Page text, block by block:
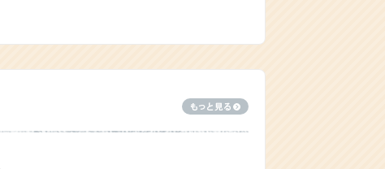
【イベント終了】お台場にある観光案内所『お台場SKYツーリストインフォメーションHOP&steps』にて『虹ヶ咲学園TOKIMEKIアイスティー』販売が決定！